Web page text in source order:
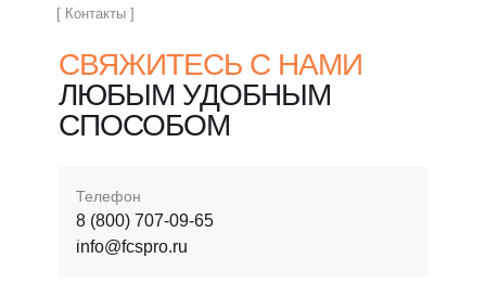
Телефон
8 (800) 707-09-65
info@fcspro.ru
СВЯЖИТЕСЬ С НАМИ
ЛЮБЫМ УДОБНЫМ
СПОСОБОМ
[ Контакты ]